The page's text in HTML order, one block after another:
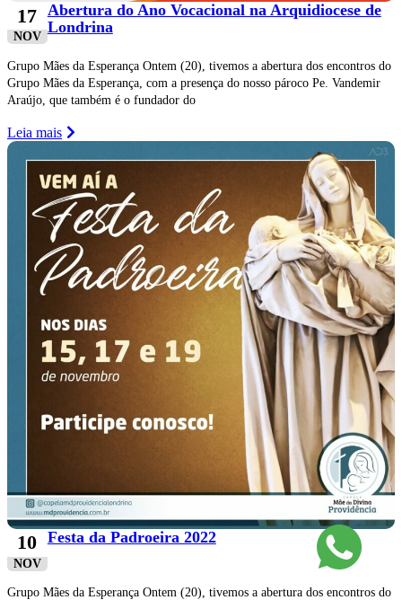
17
NOV
Abertura do Ano Vocacional na Arquidiocese de
Londrina
Grupo Mães da Esperança Ontem (20), tivemos a abertura dos encontros do
Grupo Mães da Esperança, com a presença do nosso pároco Pe. Vandemir
Araújo, que também é o fundador do
Leia mais
10
NOV
Festa da Padroeira 2022
Grupo Mães da Esperança Ontem (20), tivemos a abertura dos encontros do